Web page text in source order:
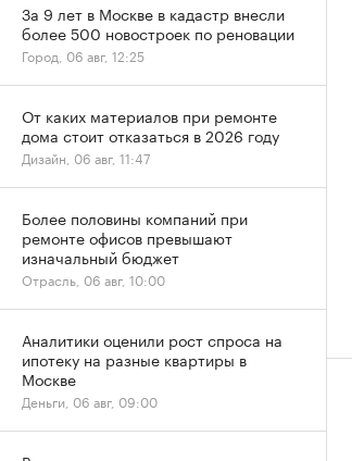
За 9 лет в Москве в кадастр внесли
более 500 новостроек по реновации
Город, 06 авг, 12:25
От каких материалов при ремонте
дома стоит отказаться в 2026 году
Дизайн, 06 авг, 11:47
Более половины компаний при
ремонте офисов превышают
изначальный бюджет
Отрасль, 06 авг, 10:00
Аналитики оценили рост спроса на
ипотеку на разные квартиры в
Москве
Деньги, 06 авг, 09:00